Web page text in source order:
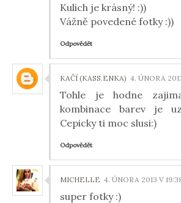
Kulich je krásný! :))
Vážně povedené fotky :))
Odpovědět
KAČÍ (KASS.ENKA) 4. ÚNORA
Tohle je hodne
kombinace barev je
Cepicky ti moc slusi:)
Odpovědět
MICHELLE 4. ÚNORA 2013 V
super fotky :)